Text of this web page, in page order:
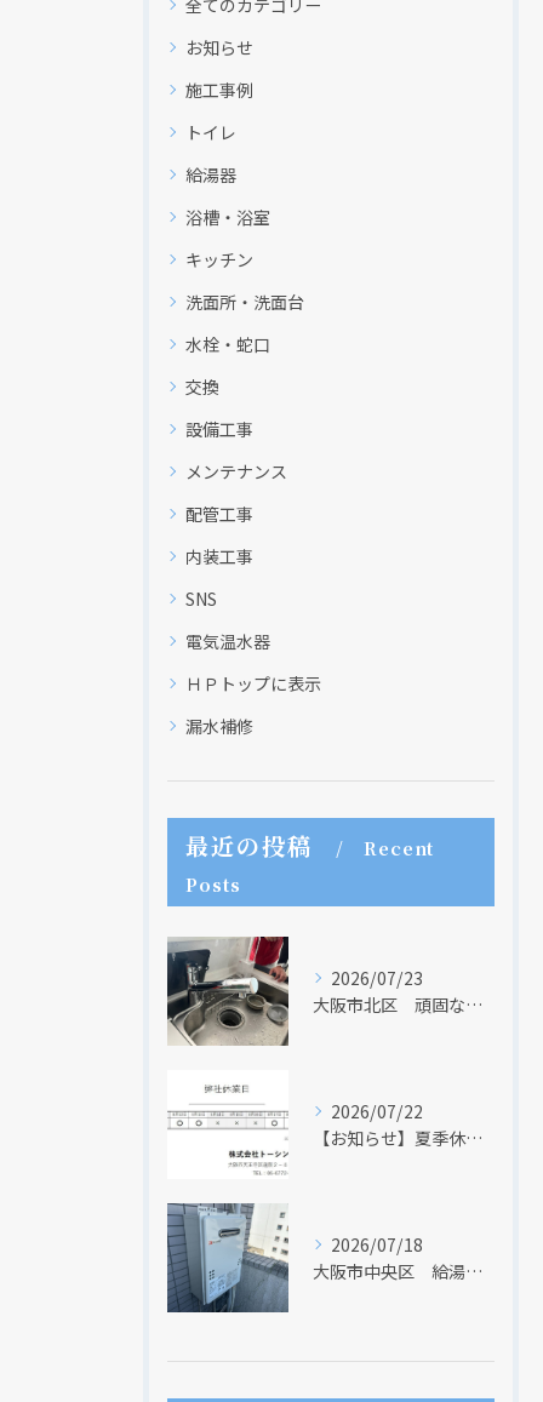
全てのカテゴリー
お知らせ
施工事例
トイレ
給湯器
浴槽・浴室
キッチン
洗面所・洗面台
水栓・蛇口
交換
設備工事
メンテナンス
配管工事
内装工事
SNS
電気温水器
ＨＰトップに表示
漏水補修
最近の投稿
Recent
Posts
2026/07/23
大阪市北区 頑固な水アカはなかなか取れない・・・
2026/07/22
【お知らせ】夏季休業日のお知らせ【２０２６年】
2026/07/18
大阪市中央区 給湯器のリモコンが無くても、リモコンを設置する方法はあります
現在、新聞に入っている折込チラシです。
現在、新聞に入っている折込チラシです。